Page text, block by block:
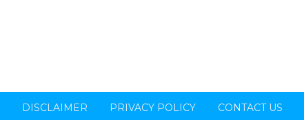
DISCLAIMER PRIVACY POLICY CONTACT US